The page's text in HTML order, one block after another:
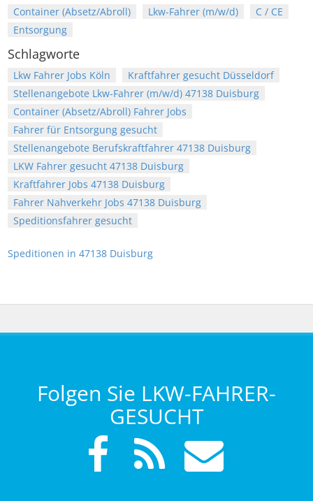
Container (Absetz/Abroll) Lkw-Fahrer (m/w/d)
C / CE
Entsorgung
Schlagworte
Lkw Fahrer Jobs Köln
Kraftfahrer gesucht Düsseldorf
Stellenangebote Lkw-Fahrer (m/w/d) 47138 Duisburg
Container (Absetz/Abroll) Fahrer Jobs
Fahrer für Entsorgung gesucht
Stellenangebote Berufskraftfahrer 47138 Duisburg
LKW Fahrer gesucht 47138 Duisburg
Kraftfahrer Jobs 47138 Duisburg
Fahrer Nahverkehr Jobs 47138 Duisburg
Speditionsfahrer gesucht
Speditionen in 47138 Duisburg
Folgen Sie LKW-FAHRER-
GESUCHT